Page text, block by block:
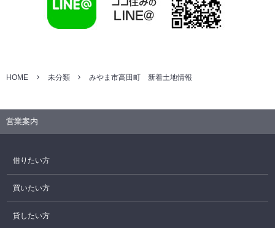
HOME 未分類 みやま市高田町 新着土地情報
営業案内
借りたい方
買いたい方
貸したい方